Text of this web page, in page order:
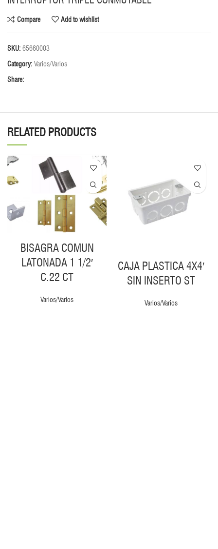
Compare Add to wishlist
SKU: 65660003
Category: Varios/Varios
Share:
RELATED PRODUCTS
BISAGRA COMUN
LATONADA 1 1/2′
C.22 CT
Varios/Varios
CAJA PLASTICA 4X4′
SIN INSERTO ST
Varios/Varios